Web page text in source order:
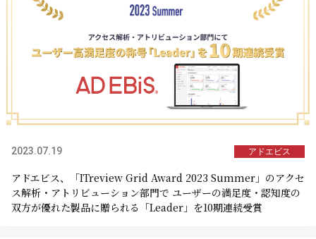
2023.07.19 アドエビス
アドエビス、「ITreview Grid Award 2023 Summer」のアクセ
ス解析・アトリビューション部門で ユーザーの満足度・認知度の
双方が優れた製品に贈られる「Leader」を10期連続受賞